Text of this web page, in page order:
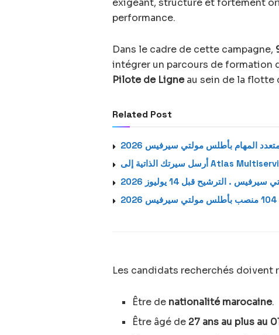
exigeant, structuré et fortement
performance.
Dans le cadre de cette campagne,
intégrer un parcours de formation
Pilote de Ligneau sein de la flotte
Related Post
Les candidats recherchés doivent
Être de nationalité marocaine.
Être âgé de 27 ans au plus au